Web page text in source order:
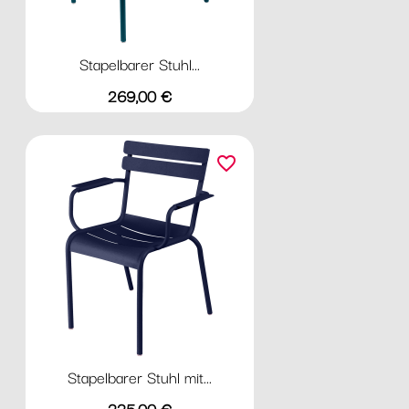
Stapelbarer Stuhl...
Preis
269,00 €
Stapelbarer Stuhl mit...
favorite_border